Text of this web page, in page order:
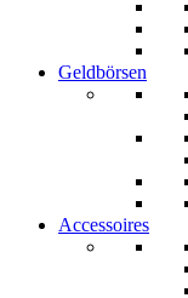
Geldbörsen
Accessoires